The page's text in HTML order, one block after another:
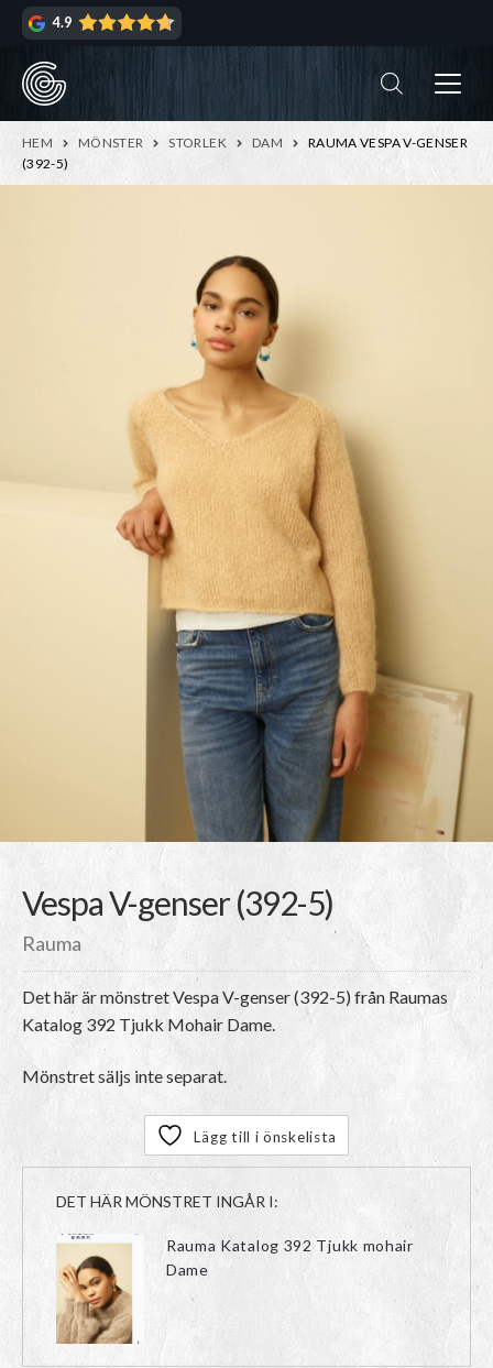
Hoppa
navigering
Hoppa
innehåll
4.9
HEM MÖNSTER STORLEK DAM
RAUMA VESPA V-GENSER
(392-5)
Vespa V-genser (392-5)
Rauma
Det här är mönstret Vespa V-genser (392-5) från Raumas
Katalog 392 Tjukk Mohair Dame.
Mönstret säljs inte separat.
Lägg till i önskelista
DET HÄR MÖNSTRET INGÅR I:
Rauma Katalog 392 Tjukk mohair
Dame